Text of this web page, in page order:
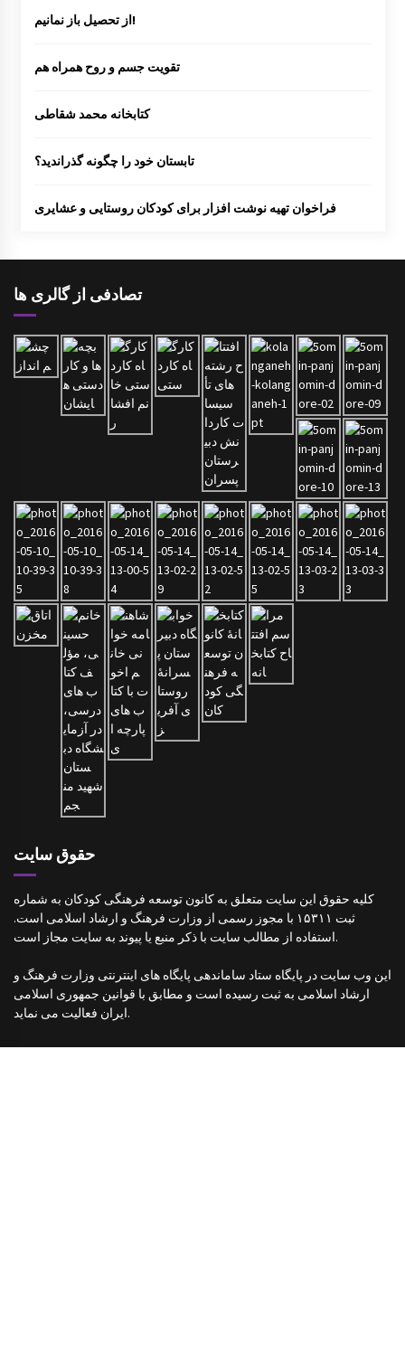
از تحصیل باز نمانیم!
تقویت جسم و روح همراه هم
کتابخانه محمد شقاطی
تابستان خود را چگونه گذراندید؟
فراخوان تهیه نوشت افزار برای کودکان روستایی و عشایری
تصادفی از گالری ها
حقوق سایت
کلیه حقوق این سایت متعلق به کانون توسعه فرهنگی کودکان به شماره
ثبت ۱۵۳۱۱ با مجوز رسمی از وزارت فرهنگ و ارشاد اسلامی است.
استفاده از مطالب سایت با ذکر منبع یا پیوند به سایت مجاز است.
این وب سایت در پایگاه ستاد ساماندهی پایگاه های اینترنتی وزارت فرهنگ و
ارشاد اسلامی به ثبت رسیده است و مطابق با قوانین جمهوری اسلامی
ایران فعالیت می نماید.